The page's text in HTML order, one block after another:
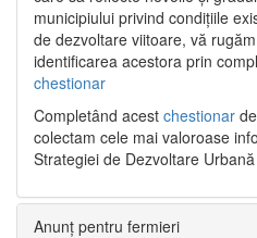
municipiului privind condițiile
de dezvoltare viitoare, vă
identificarea acestora prin
chestionar
Completând acest chestionar
colectam cele mai valoroase
Strategiei de Dezvoltare
Anunț pentru fermieri